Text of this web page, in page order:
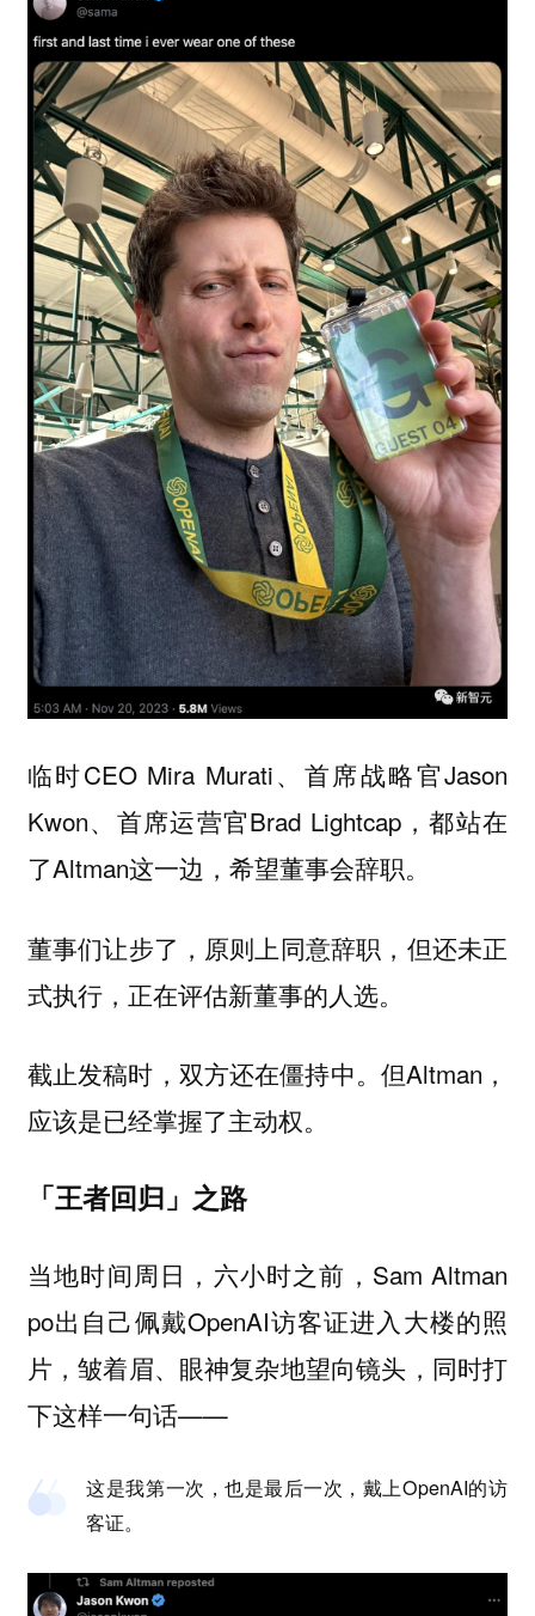
临时CEO Mira Murati、首席战略官Jason
Kwon、首席运营官Brad Lightcap，都站在
了Altman这一边，希望董事会辞职。
董事们让步了，原则上同意辞职，但还未正
式执行，正在评估新董事的人选。
截止发稿时，双方还在僵持中。但Altman，
应该是已经掌握了主动权。
「王者回归」之路
当地时间周日，六小时之前，Sam Altman
po出自己佩戴OpenAI访客证进入大楼的照
片，皱着眉、眼神复杂地望向镜头，同时打
下这样一句话——
这是我第一次，也是最后一次，戴上OpenAI的访
客证。